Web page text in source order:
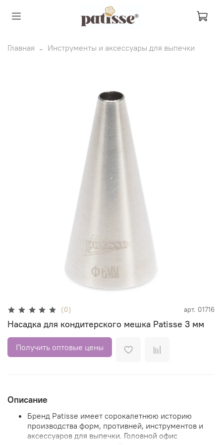
Главная Инструменты и аксессуары для выпечки
(0) арт. 01716
Насадка для кондитерского мешка Patisse 3 мм
Получить оптовые цены
Описание
Бренд Patisse имеет сорокалетнюю историю
производства форм, противней, инструментов и
аксессуаров для выпечки. Головной офис